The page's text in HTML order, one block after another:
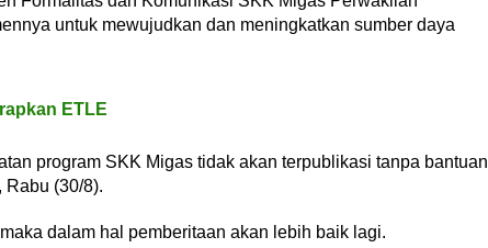
untuk mewujudkan dan meningkatkan sumber daya
ETLE
program SKK Migas tidak akan terpublikasi tanpa bantuan
Rabu (30/8).
dalam hal pemberitaan akan lebih baik lagi.